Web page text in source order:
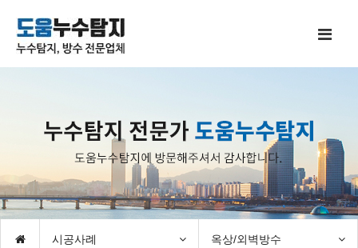
시공사례 옥상/외벽방수